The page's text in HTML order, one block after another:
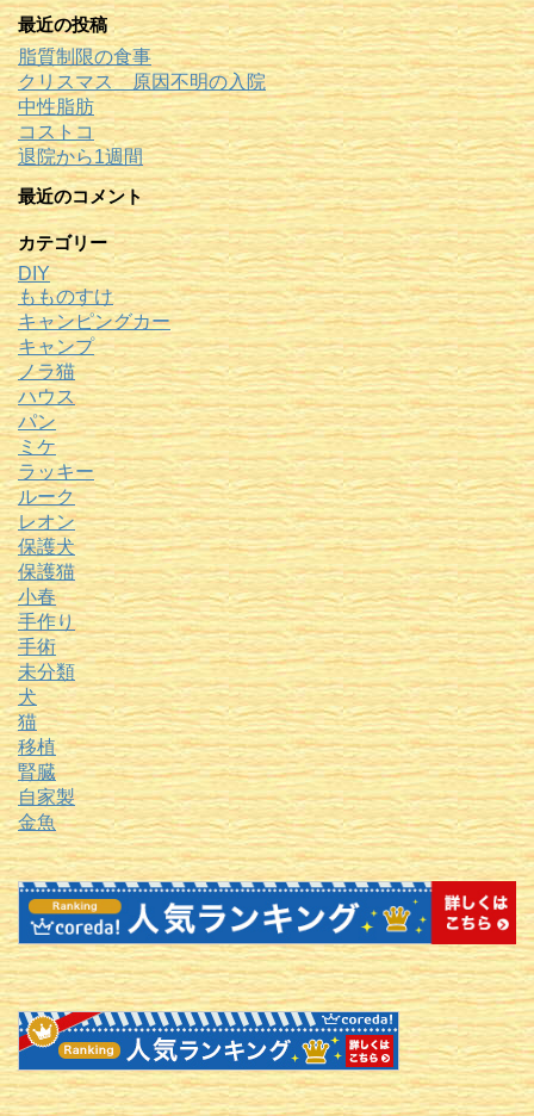
最近の投稿
脂質制限の食事
クリスマス 原因不明の入院
中性脂肪
コストコ
退院から1週間
最近のコメント
カテゴリー
DIY
もものすけ
キャンピングカー
キャンプ
ノラ猫
ハウス
パン
ミケ
ラッキー
ルーク
レオン
保護犬
保護猫
小春
手作り
手術
未分類
犬
猫
移植
腎臓
自家製
金魚